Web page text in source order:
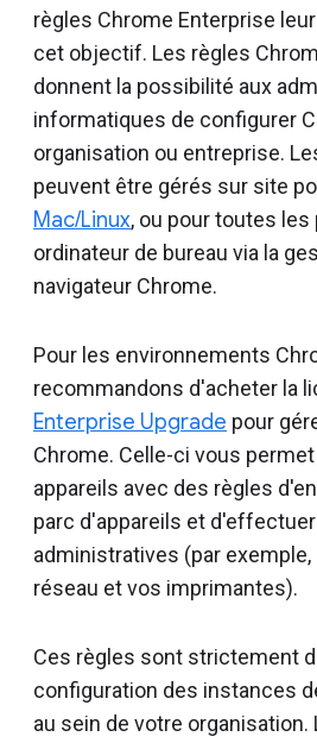
règles Chrome Enterprise
cet objectif. Les règles
donnent la possibilité aux
informatiques de configurer
organisation ou entreprise.
peuvent être gérés sur site
Mac/Linux, ou pour toutes
ordinateur de bureau via la
navigateur Chrome.
Pour les environnements
recommandons d'acheter la
Enterprise Upgrade pour
Chrome. Celle-ci vous
appareils avec des règles
parc d'appareils et
administratives (par
réseau et vos imprimantes).
Ces règles sont strictement
configuration des instances
au sein de votre